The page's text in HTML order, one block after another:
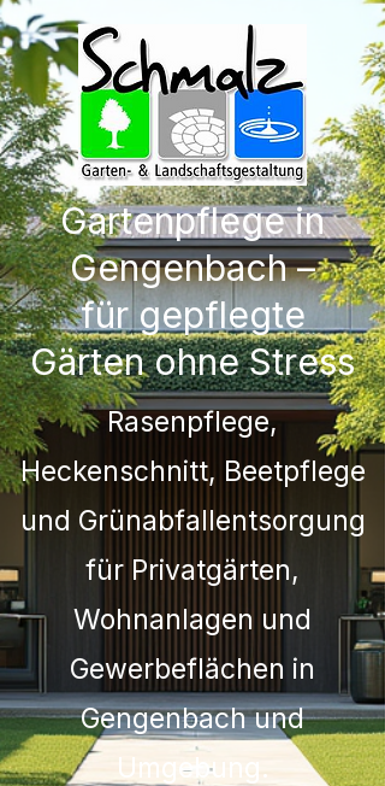
Gartenpflege in
Gengenbach –
für gepflegte
Gärten ohne Stress
Rasenpflege,
Heckenschnitt, Beetpflege
und Grünabfallentsorgung
für Privatgärten,
Wohnanlagen und
Gewerbeflächen in
Gengenbach und
Umgebung.